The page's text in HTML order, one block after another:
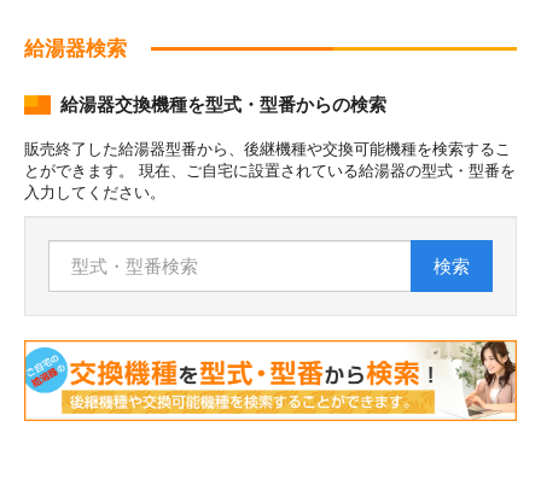
給湯器検索
給湯器交換機種を型式・型番からの検索
販売終了した給湯器型番から、後継機種や交換可能機種を検索するこ
とができます。 現在、ご自宅に設置されている給湯器の型式・型番を
入力してください。
検索